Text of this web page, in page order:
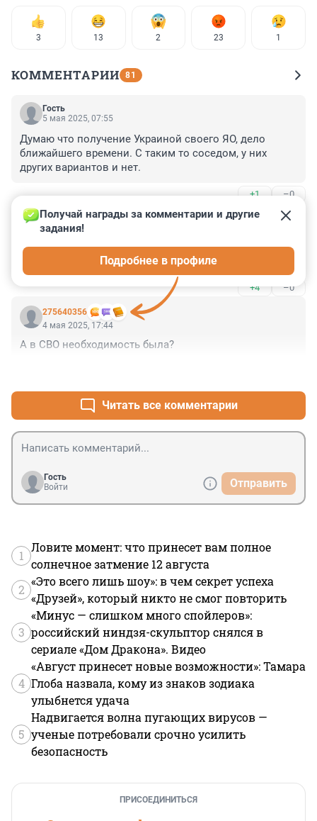
3 13 2 23 1
КОММЕНТАРИИ 81
Гость
5 мая 2025, 07:55
Думаю что получение Украиной своего ЯО, дело
ближайшего времени. С таким то соседом, у них
других вариантов и нет.
+1 –0
Гость
4 мая 2025, 18:59
что будет делать Зарубин после?
он ведь моложе
+4 –0
275640356
Получай награды за комментарии и другие
задания!
Подробнее в профиле
4 мая 2025, 17:44
А в СВО необходимость была?
Читать все комментарии
Гость
Войти
Отправить
1
Ловите момент: что принесет вам полное
солнечное затмение 12 августа
2
«Это всего лишь шоу»: в чем секрет успеха
«Друзей», который никто не смог повторить
3
«Минус — слишком много спойлеров»:
российский ниндзя-скульптор снялся в
сериале «Дом Дракона». Видео
4
«Август принесет новые возможности»: Тамара
Глоба назвала, кому из знаков зодиака
улыбнется удача
5
Надвигается волна пугающих вирусов —
ученые потребовали срочно усилить
безопасность
ПРИСОЕДИНИТЬСЯ